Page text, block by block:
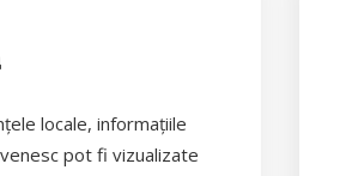
locale, informaţiile
pot fi vizualizate